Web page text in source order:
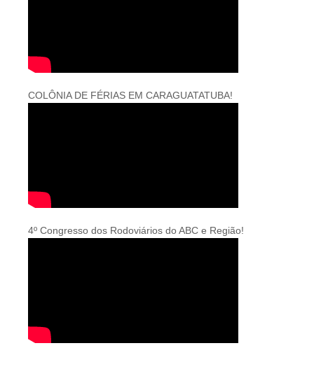
COLÔNIA DE FÉRIAS EM CARAGUATATUBA!
4º Congresso dos Rodoviários do ABC e Região!